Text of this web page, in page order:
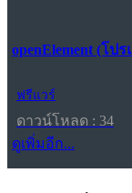
openElement (โป
ฟรีแวร์
ดาวน์โหลด : 34
ดูเพิ่มอีก...